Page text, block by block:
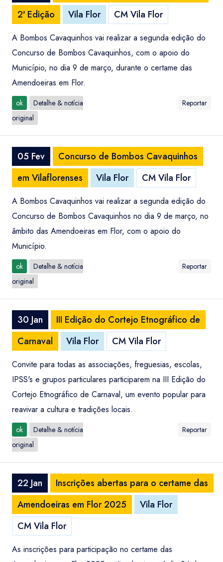
2ª Edição
Vila Flor CM Vila Flor
A Bombos Cavaquinhos vai realizar a segunda edição do
Concurso de Bombos Cavaquinhos, com o apoio do
Município, no dia 9 de março, durante o certame das
Amendoeiras em Flor.
ok
Detalhe & notícia
original
Reportar
05 Fev
Concurso de Bombos Cavaquinhos
em Vilaflorenses
Vila Flor CM Vila Flor
A Bombos Cavaquinhos vai realizar a segunda edição do
Concurso de Bombos Cavaquinhos no dia 9 de março, no
âmbito das Amendoeiras em Flor, com o apoio do
Município.
ok
Detalhe & notícia
original
Reportar
30 Jan
III Edição do Cortejo Etnográfico de
Carnaval
Vila Flor CM Vila Flor
Convite para todas as associações, freguesias, escolas,
IPSS's e grupos particulares participarem na III Edição do
Cortejo Etnográfico de Carnaval, um evento popular para
reavivar a cultura e tradições locais.
ok
Detalhe & notícia
original
Reportar
22 Jan
Inscrições abertas para o certame das
Amendoeiras em Flor 2025
Vila Flor
CM Vila Flor
As inscrições para participação no certame das